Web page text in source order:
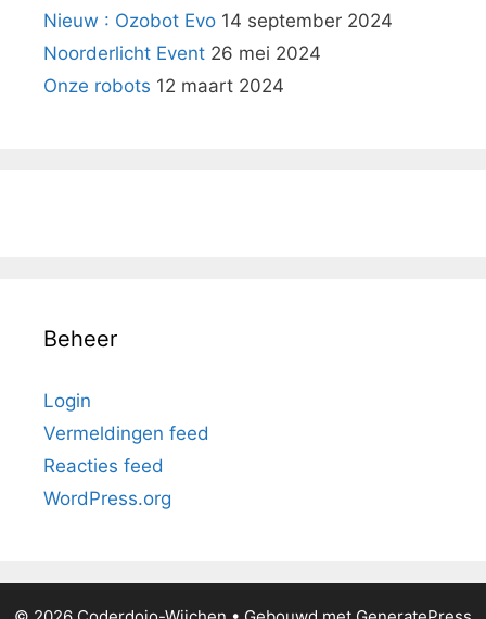
Nieuw : Ozobot Evo 14 september 2024
Noorderlicht Event 26 mei 2024
Onze robots 12 maart 2024
Beheer
Login
Vermeldingen feed
Reacties feed
WordPress.org